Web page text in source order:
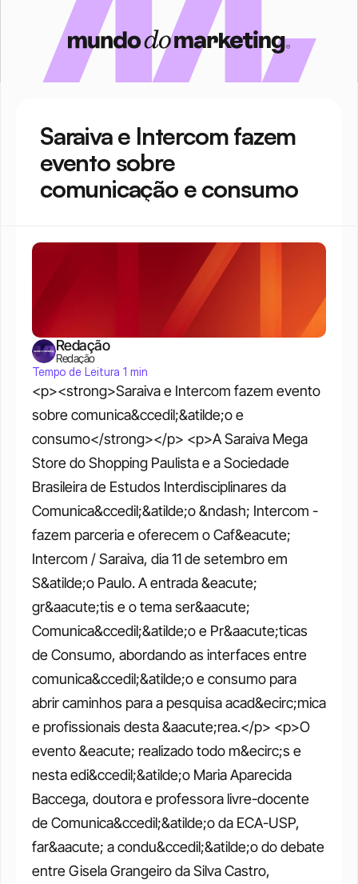
Saraiva e Intercom fazem
evento sobre
comunicação e consumo
<p><strong>Saraiva e Intercom fazem evento
sobre comunica&ccedil;&atilde;o e
consumo</strong></p> <p>A Saraiva Mega
Store do Shopping Paulista e a Sociedade
Brasileira de Estudos Interdisciplinares da
Comunica&ccedil;&atilde;o &ndash; Intercom -
fazem parceria e oferecem o Caf&eacute;
Intercom / Saraiva, dia 11 de setembro em
S&atilde;o Paulo. A entrada &eacute;
gr&aacute;tis e o tema ser&aacute;
Comunica&ccedil;&atilde;o e Pr&aacute;ticas
de Consumo, abordando as interfaces entre
comunica&ccedil;&atilde;o e consumo para
abrir caminhos para a pesquisa acad&ecirc;mica
e profissionais desta &aacute;rea.</p> <p>O
evento &eacute; realizado todo m&ecirc;s e
nesta edi&ccedil;&atilde;o Maria Aparecida
Baccega, doutora e professora livre-docente
de Comunica&ccedil;&atilde;o da ECA-USP,
far&aacute; a condu&ccedil;&atilde;o do debate
entre Gisela Grangeiro da Silva Castro,
Redação
Redação
Tempo de Leitura 1 min